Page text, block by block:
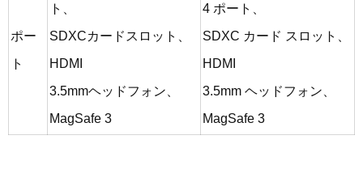
ポー
ト
ト、
SDXCカードスロット、
HDMI
3.5mmヘッドフォン、
MagSafe 3
4 ポート、
SDXC カード スロット、
HDMI
3.5mm ヘッドフォン、
MagSafe 3